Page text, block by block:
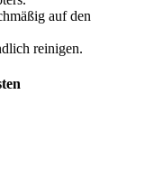
auf den
reinigen.